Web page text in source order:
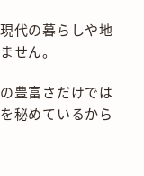
代の暮らしや地
せん。
豊富さだけでは
秘めているから